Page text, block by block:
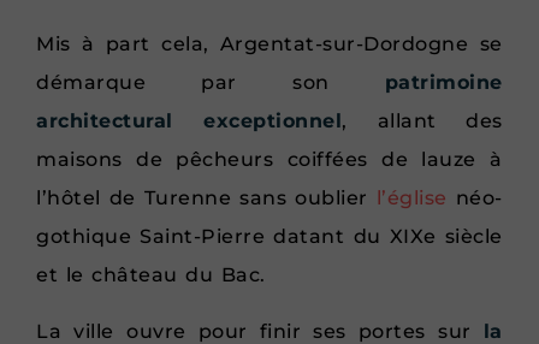
Mis à part cela, Argentat-sur-Dordogne se
démarque par son patrimoine
architectural exceptionnel , allant des
maisons de pêcheurs coiffées de lauze à
l’hôtel de Turenne sans oublier
l’église néo-
gothique Saint-Pierre datant du XIXe siècle
et le château du Bac.
La ville ouvre pour finir ses portes sur la